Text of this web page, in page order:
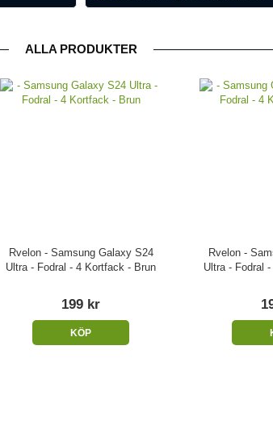
ALLA PRODUKTER
Rvelon - Samsung Galaxy S24
Ultra - Fodral - 4 Kortfack - Brun
199 kr
KÖP
Rvelon -
Ultra - Fodral